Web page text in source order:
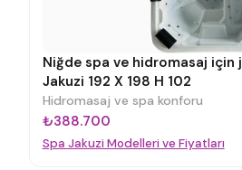
Niğde spa ve hidromasaj için
Jakuzi 192 X 198 H 102
Hidromasaj ve spa konforu
₺388.700
Spa Jakuzi Modelleri ve Fiyatları